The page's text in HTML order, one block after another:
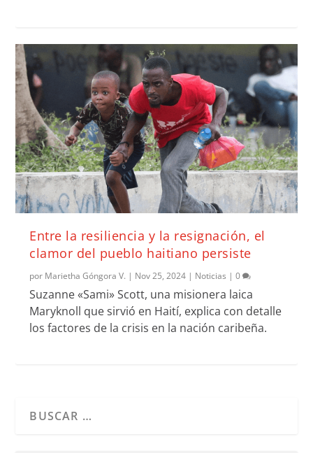
Entre la resiliencia y la resignación, el
clamor del pueblo haitiano persiste
por Marietha Góngora V. | Nov 25, 2024 | Noticias |0
Suzanne «Sami» Scott, una misionera laica
Maryknoll que sirvió en Haití, explica con detalle
los factores de la crisis en la nación caribeña.